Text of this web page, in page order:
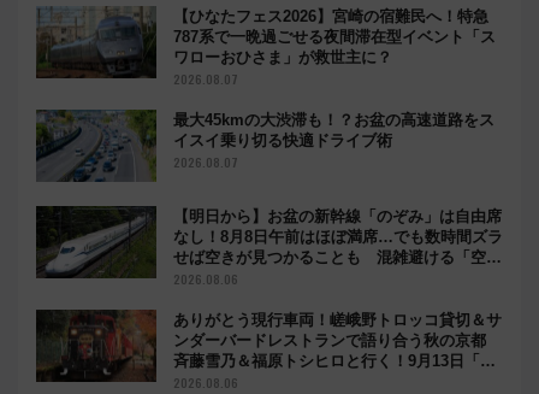
【ひなたフェス2026】宮崎の宿難民へ！特急
787系で一晩過ごせる夜間滞在型イベント「ス
ワローおひさま」が救世主に？
2026.08.07
最大45kmの大渋滞も！？お盆の高速道路をス
イスイ乗り切る快適ドライブ術
2026.08.07
【明日から】お盆の新幹線「のぞみ」は自由席
なし！8月8日午前はほぼ満席…でも数時間ズラ
せば空きが見つかることも 混雑避ける「空
席」探しのコツ
2026.08.06
ありがとう現行車両！嵯峨野トロッコ貸切＆サ
ンダーバードレストランで語り合う秋の京都
斉藤雪乃＆福原トシヒロと行く！9月13日「京
都の鉄道満喫ツアー」開催
2026.08.06